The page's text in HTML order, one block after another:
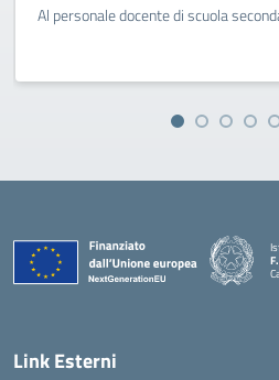
Al personale docente di scuola
Link Esterni